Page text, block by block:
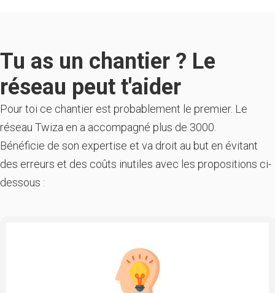
Tu as un chantier ? Le
réseau peut t'aider
Pour toi ce chantier est probablement le premier. Le
réseau Twiza en a accompagné plus de 3000.
Bénéficie de son expertise et va droit au but en évitant
des erreurs et des coûts inutiles avec les propositions ci-
dessous :